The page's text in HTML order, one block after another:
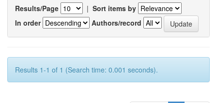
Results/Page | Sort items by
In order
Authors/record
Results 1-1 of 1 (Search time: 0.001 seconds).